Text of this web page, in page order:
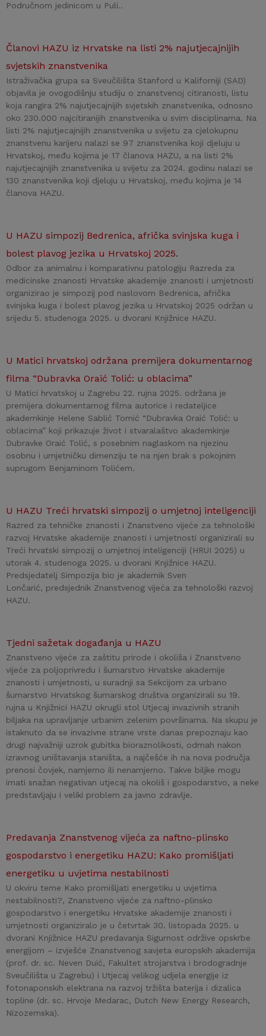
Područnom jedinicom u Puli..
Članovi HAZU iz Hrvatske na listi 2% najutjecajnijih
svjetskih znanstvenika
Istraživačka grupa sa Sveučilišta Stanford u Kaliforniji (SAD)
objavila je ovogodišnju studiju o znanstvenoj citiranosti, listu
koja rangira 2% najutjecajnijih svjetskih znanstvenika, odnosno
oko 230.000 najcitiranijih znanstvenika u svim disciplinama. Na
listi 2% najutjecajnijih znanstvenika u svijetu za cjelokupnu
znanstvenu karijeru nalazi se 97 znanstvenika koji djeluju u
Hrvatskoj, među kojima je 17 članova HAZU, a na listi 2%
najutjecajnijih znanstvenika u svijetu za 2024. godinu nalazi se
130 znanstvenika koji djeluju u Hrvatskoj, među kojima je 14
članova HAZU.
U HAZU simpozij Bedrenica, afrička svinjska kuga i
bolest plavog jezika u Hrvatskoj 2025.
Odbor za animalnu i komparativnu patologiju Razreda za
medicinske znanosti Hrvatske akademije znanosti i umjetnosti
organizirao je simpozij pod naslovom Bedrenica, afrička
svinjska kuga i bolest plavog jezika u Hrvatskoj 2025 održan u
srijedu 5. studenoga 2025. u dvorani Knjižnice HAZU.
U Matici hrvatskoj održana premijera dokumentarnog
filma “Dubravka Oraić Tolić: u oblacima”
U Matici hrvatskoj u Zagrebu 22. rujna 2025. održana je
premijera dokumentarnog filma autorice i redateljice
akademkinje Helene Sablić Tomić “Dubravka Oraić Tolić: u
oblacima” koji prikazuje život i stvaralaštvo akademkinje
Dubravke Oraić Tolić, s posebnim naglaskom na njezinu
osobnu i umjetničku dimenziju te na njen brak s pokojnim
suprugom Benjaminom Tolićem.
U HAZU Treći hrvatski simpozij o umjetnoj inteligenciji
Razred za tehničke znanosti i Znanstveno vijeće za tehnološki
razvoj Hrvatske akademije znanosti i umjetnosti organizirali su
Treći hrvatski simpozij o umjetnoj inteligenciji (HRUI 2025) u
utorak 4. studenoga 2025. u dvorani Knjižnice HAZU.
Predsjedatelj Simpozija bio je akademik Sven
Lončarić, predsjednik Znanstvenog vijeća za tehnološki razvoj
HAZU.
Tjedni sažetak događanja u HAZU
Znanstveno vijeće za zaštitu prirode i okoliša i Znanstveno
vijeće za poljoprivredu i šumarstvo Hrvatske akademije
znanosti i umjetnosti, u suradnji sa Sekcijom za urbano
šumarstvo Hrvatskog šumarskog društva organizirali su 19.
rujna u Knjižnici HAZU okrugli stol Utjecaj invazivnih stranih
biljaka na upravljanje urbanim zelenim površinama. Na skupu je
istaknuto da se invazivne strane vrste danas prepoznaju kao
drugi najvažniji uzrok gubitka bioraznolikosti, odmah nakon
izravnog uništavanja staništa, a najčešće ih na nova područja
prenosi čovjek, namjerno ili nenamjerno. Takve biljke mogu
imati snažan negativan utjecaj na okoliš i gospodarstvo, a neke
predstavljaju i veliki problem za javno zdravlje.
Predavanja Znanstvenog vijeća za naftno-plinsko
gospodarstvo i energetiku HAZU: Kako promišljati
energetiku u uvjetima nestabilnosti
U okviru teme Kako promišljati energetiku u uvjetima
nestabilnosti?, Znanstveno vijeće za naftno-plinsko
gospodarstvo i energetiku Hrvatske akademije znanosti i
umjetnosti organiziralo je u četvrtak 30. listopada 2025. u
dvorani Knjižnice HAZU predavanja Sigurnost održive opskrbe
energijom – izvješće Znanstvenog savjeta europskih akademija
(prof. dr. sc. Neven Duić, Fakultet strojarstva i brodogradnje
Sveučilišta u Zagrebu) i Utjecaj velikog udjela energije iz
fotonaponskih elektrana na razvoj tržišta baterija i dizalica
topline (dr. sc. Hrvoje Medarac, Dutch New Energy Research,
Nizozemska).